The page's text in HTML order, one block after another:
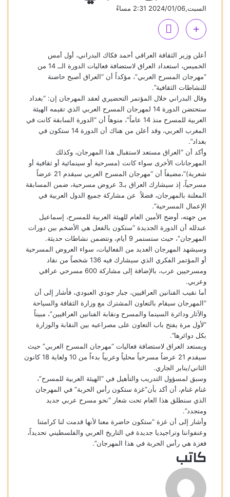
السبت,2024/01/06 2:31 مساءً
أعلن وزير الثقافة العراقي أحمد فكاك البدراني، أول أمس
الخميس، استعداد العراق لاستضافة فعاليات الدورة الــ 14 من
“مهرجان المسرح العربي”، مؤكداً أن “العراق أصبح حاضنة
للنشاطات الثقافية”.
وقال البدراني خلال المؤتمر التحضيري لعقد المهرجان إن: “بغداد
ستحتضن الدورة 14 لمهرجان المسرح العربي الذي تقيمه الهيئة
العربية للمسرح منذ 14 عاماً”، منوهاً أن “الدورة السابقة كانت في
المغرب العربي، وقد أعلن من هناك أن الدورة 14 ستكون في
بغداد”.
وأكد أن “العراق مستعد لاستقبال هذا المهرجان، وكذلك
المهرجانات الأخرى سواء كانت (مسرحية أو سينمائية أو ثقافية أو
شعرية)”،مضيفاً أن “مهرجان المسرح العربي سيقدم 21 عرضاً
مسرحياً، إذ سيشارك العراق بـ3 عروض مسرحية، ضمن المسابقة
المعلنة بالمهرجان، فضلاً عن مشاركة جميع الدول العربية في
الإعمال المسرحية”.
من جهته، أوضح الأمين العام للهيئة العربية للمسرح، إسماعيل
عبدلله أن الدورة الجديدة “ستكون بالفعل هي الأضخم بين دورات
المهرجان”، حيث ستستمر 9 أيام، وتتضمن نشاطات حديثة.
وسيشهد المهرجان العديد من الفعاليات، سواء العروض المسرحية
أو المؤتمر الفكري الذي سيشارك فيه 136 شخصاً من نقاد
ومسرحيين عرب، بالإضافة إلى مشاركة 600 مسرحي عراقي
وعربي.
أما نقيب الفنانين العراقيين، جبار جودي العبودي، فأشار إلى أن
“المهرجان سيقام بالتعاون المشترك مع وزارة الثقافة والسياحة
والآثار ودائرة السينما والمسرح ونقابة الفنانين العراقيين”، مبيناً
“لأول مرة يفتح باب التعاون على مصراعيه بين النقابة والوزارة
بكل دوائرها”.
ويستعد العراق لاستضافة فعاليات “مهرجان المسرح العربي” حيث
سيقدم 21 عرضاً مسرحياً محلياً وعربياً بدءاً من 10 ولغاية 18 كانون
الثاني/يناير الجاري.
وسبق لمسؤول التدريب والتأهيل في “الهيئة العربية للمسرح”،
غنام غنام، أن أكد بأن”غزة ستكون رأس الحربة” في المهرجان
الذي سنطلق هذا العام تحت شعار “نحو مسرح عربي جديد
ومتجدد”.
وأشار إلى أن غزة “ستكون حاضرة معنا لأنها قدمت لنا كرامتنا
وعنفواننا وتراجيديا جديدة في التاريخ العربي والفلسطيني تحديداً،
فغزة هي رأس الحربة في هذا المهرجان”.
كاتب